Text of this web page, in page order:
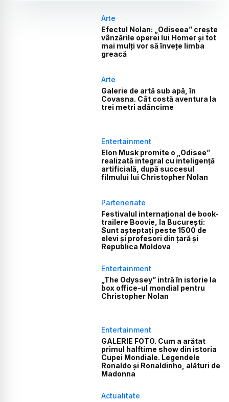
Arte
Efectul Nolan: „Odiseea” crește
vânzările operei lui Homer și tot
mai mulți vor să învețe limba
greacă
Arte
Galerie de artă sub apă, în
Covasna. Cât costă aventura la
trei metri adâncime
Entertainment
Elon Musk promite o „Odisee”
realizată integral cu inteligență
artificială, după succesul
filmului lui Christopher Nolan
Parteneriate
Festivalul internațional de book-
trailere Boovie, la București:
Sunt așteptați peste 1500 de
elevi și profesori din țară și
Republica Moldova
Entertainment
„The Odyssey” intră în istorie la
box office-ul mondial pentru
Christopher Nolan
Entertainment
GALERIE FOTO. Cum a arătat
primul halftime show din istoria
Cupei Mondiale. Legendele
Ronaldo și Ronaldinho, alături de
Madonna
Actualitate